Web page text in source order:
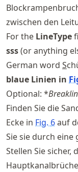
zwischen den
For the LineType
sss(or anything
German word S
blaue Linien in
Optional: *
Finden Sie die
Ecke in Fig. 6auf
Sie sie durch
Stellen Sie sicher,